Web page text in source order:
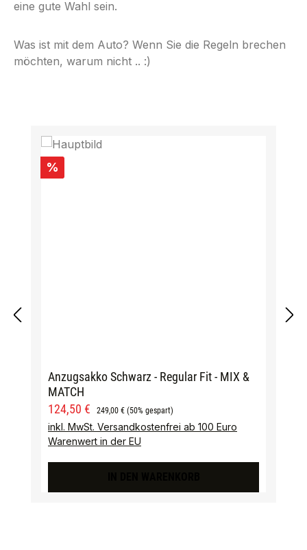
eine gute Wahl sein.
Was ist mit dem Auto? Wenn Sie die Regeln brechen
möchten, warum nicht .. :)
Produktgalerie überspringen
Rabatt
%
Anzugsakko Schwarz - Regular Fit - MIX &
MATCH
Verkaufspreis:
124,50 € Regulärer Preis:
249,00 € (50% gespart)
inkl. MwSt. Versandkostenfrei ab 100 Euro
Warenwert in der EU